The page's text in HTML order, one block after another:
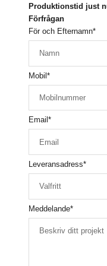
Produktionstid just
Förfrågan
För och Efternamn*
Mobil*
Email *
Leveransadress*
Meddelande*